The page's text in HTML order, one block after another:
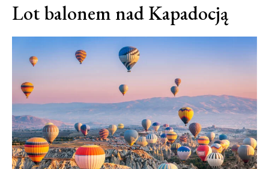
Lot balonem nad Kapadocją